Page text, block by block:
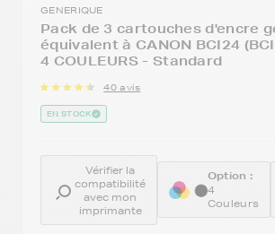
GENERIQUE
Pack de 3 cartouches d'encre
équivalent à CANON BCI24
4 COULEURS - Standard
40 avis
EN STOCK
Vérifier la
compatibilité
avec mon
imprimante
Option :
4
Couleurs